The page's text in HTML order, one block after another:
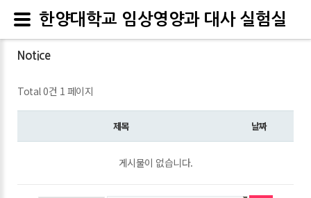
Notice
Total 0건 1 페이지
제목 날짜
게시물이 없습니다.
한양대학교 임상영양과 대사 실험실